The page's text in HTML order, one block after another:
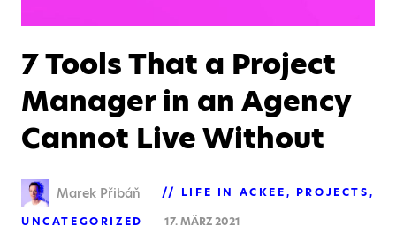
7 Tools That a Project
Manager in an Agency
Cannot Live Without
Marek Přibáň LIFE IN ACKEE
PROJECTS
UNCATEGORIZED
17. MÄRZ 2021